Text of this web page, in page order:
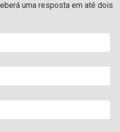
uma resposta em até dois